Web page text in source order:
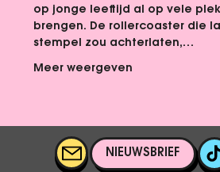
op jonge leeftijd al op vele
brengen. De rollercoaster die
stempel zou achterlaten,…
Meer weergeven
NIEUWSBRIEF